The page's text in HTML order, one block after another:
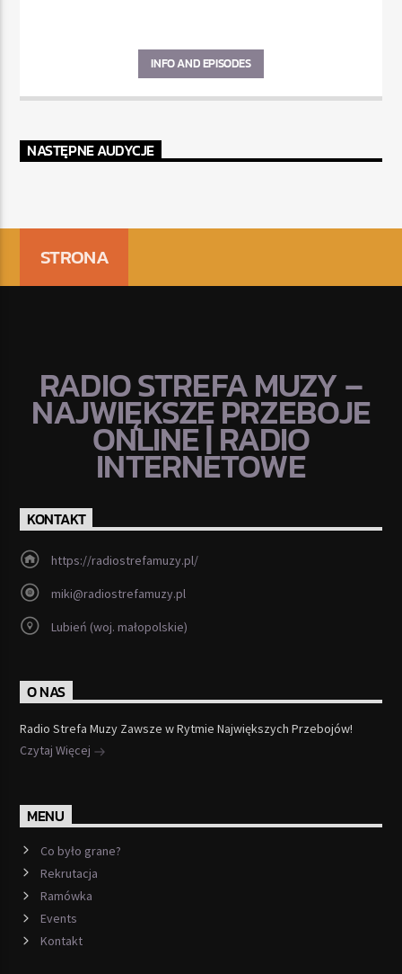
INFO AND EPISODES
NASTĘPNE AUDYCJE
STRONA
RADIO STREFA MUZY –
NAJWIĘKSZE PRZEBOJE
ONLINE | RADIO
INTERNETOWE
KONTAKT
https://radiostrefamuzy.pl/
miki@radiostrefamuzy.pl
Lubień (woj. małopolskie)
O NAS
Radio Strefa Muzy Zawsze w Rytmie Największych Przebojów!
Czytaj Więcej
MENU
Co było grane?
Rekrutacja
Ramówka
Events
Kontakt